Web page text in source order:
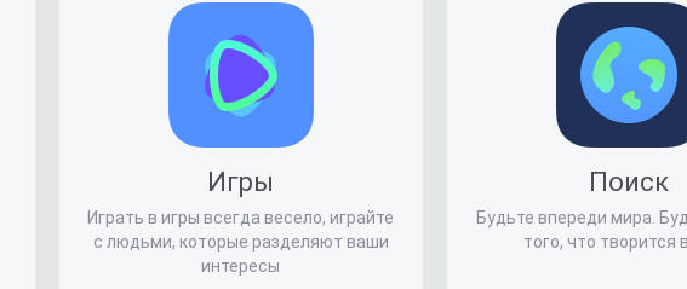
Игры
Играть в игры всегда весело, играйте
с людьми, которые разделяют ваши
интересы
Поиск
Будьте впереди мира.
того, что творится